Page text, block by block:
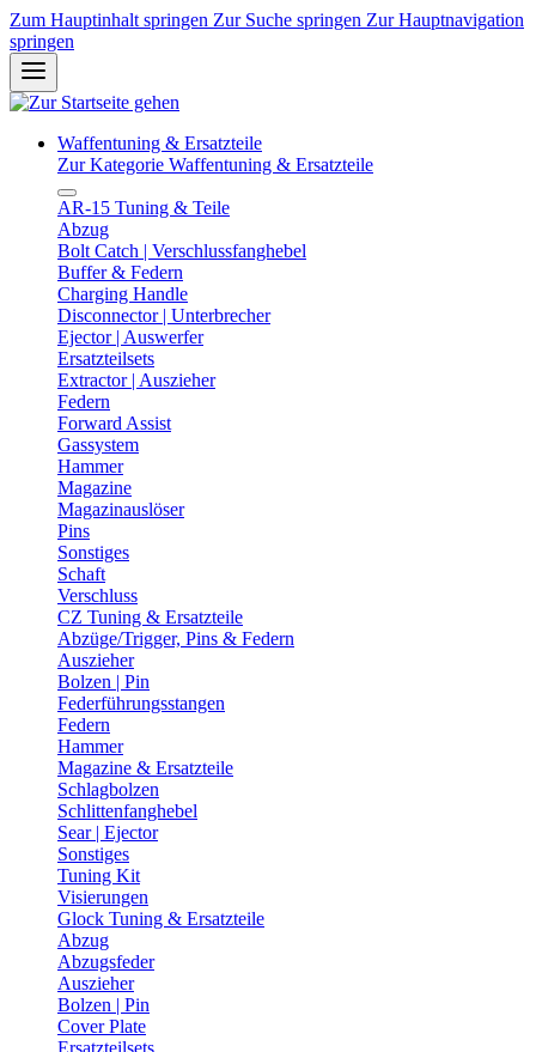
Zum Hauptinhalt springen Zur Suche springen Zur Hauptnavigation
springen
Waffentuning & Ersatzteile
Zur Kategorie Waffentuning & Ersatzteile
AR-15 Tuning & Teile
Abzug
Bolt Catch | Verschlussfanghebel
Buffer & Federn
Charging Handle
Disconnector | Unterbrecher
Ejector | Auswerfer
Ersatzteilsets
Extractor | Auszieher
Federn
Forward Assist
Gassystem
Hammer
Magazine
Magazinauslöser
Pins
Sonstiges
Schaft
Verschluss
CZ Tuning & Ersatzteile
Abzüge/Trigger, Pins & Federn
Auszieher
Bolzen | Pin
Federführungsstangen
Federn
Hammer
Magazine & Ersatzteile
Schlagbolzen
Schlittenfanghebel
Sear | Ejector
Sonstiges
Tuning Kit
Visierungen
Glock Tuning & Ersatzteile
Abzug
Abzugsfeder
Auszieher
Bolzen | Pin
Cover Plate
Ersatzteilsets